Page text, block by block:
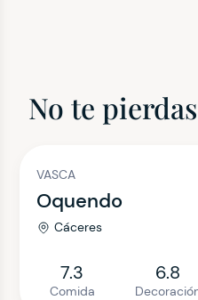
No te
VASCA
Oquendo
Cáceres
7.3
Comida
6.8